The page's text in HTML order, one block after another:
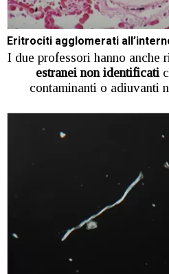
Eritrociti agglomerati
I due professori hanno anche
estranei non identificati
contaminanti o adiuvanti